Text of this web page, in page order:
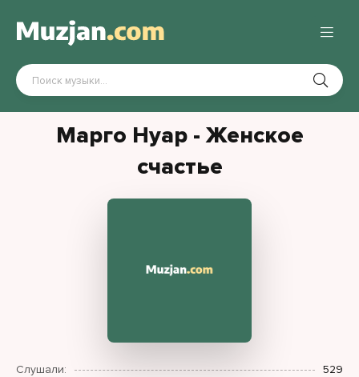
Марго Нуар - Женское
счастье
Слушали:
529